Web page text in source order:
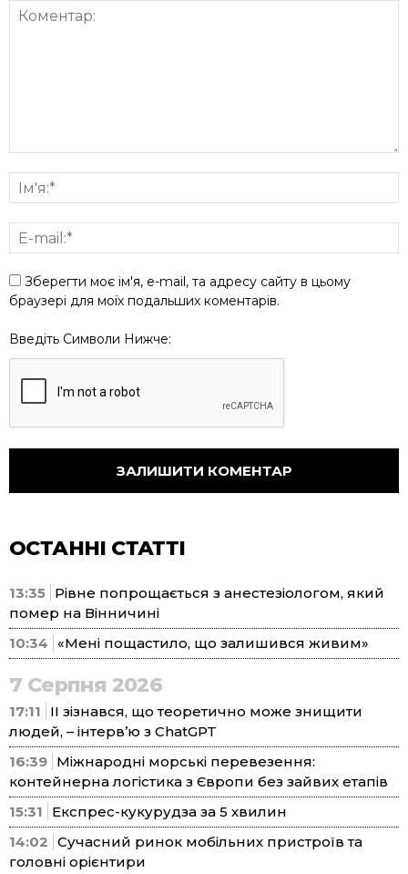
Зберегти моє ім'я, e-mail, та адресу сайту в цьому
браузері для моїх подальших коментарів.
Введіть Символи Нижче:
ОСТАННІ СТАТТІ
13:35 Рівне попрощається з анестезіологом, який
помер на Вінничині
10:34
«Мені пощастило, що залишився живим»
7 Серпня 2026
17:11
ІІ зізнався, що теоретично може знищити
людей, – інтерв’ю з ChatGPT
16:39 Міжнародні морські перевезення:
контейнерна логістика з Європи без зайвих етапів
15:31
Експрес-кукурудза за 5 хвилин
14:02 Сучасний ринок мобільних пристроїв та
головні орієнтири